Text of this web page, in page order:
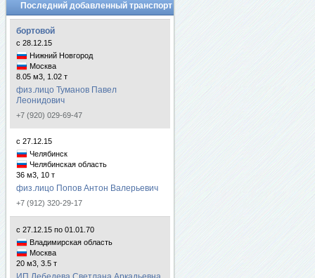
Последний добавленный транспорт
бортовой
с 28.12.15
Нижний Новгород
Москва
8.05 м3, 1.02 т
физ.лицо Туманов Павел
Леонидович
+7 (920) 029-69-47
с 27.12.15
Челябинск
Челябинская область
36 м3, 10 т
физ.лицо Попов Антон Валерьевич
+7 (912) 320-29-17
с 27.12.15 по 01.01.70
Владимирская область
Москва
20 м3, 3.5 т